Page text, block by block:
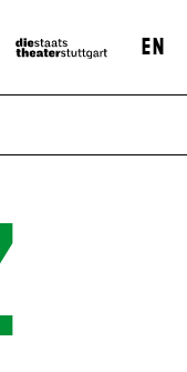
EN